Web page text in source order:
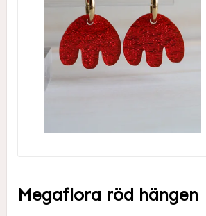
Megaflora röd hängen